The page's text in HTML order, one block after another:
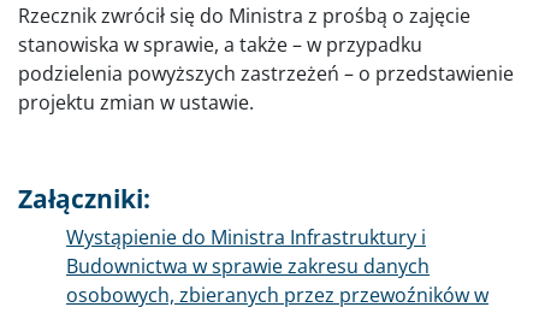
Rzecznik zwrócił się do Ministra z prośbą o zajęcie
stanowiska w sprawie, a także – w przypadku
podzielenia powyższych zastrzeżeń – o przedstawienie
projektu zmian w ustawie.
Załączniki:
Dokument
Wystąpienie do Ministra Infrastruktury i
Budownictwa w sprawie zakresu danych
osobowych, zbieranych przez przewoźników w